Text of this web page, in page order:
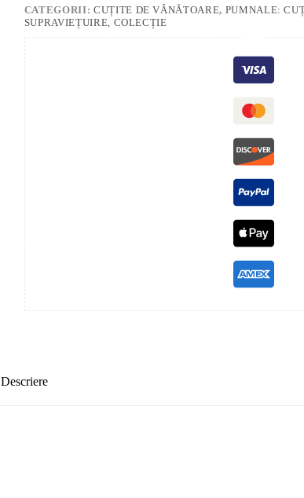
CATEGORII: CUȚITE DE VÂNĂTOARE, PUMNALE:
SUPRAVIEȚUIRE, COLECȚIE
Descriere